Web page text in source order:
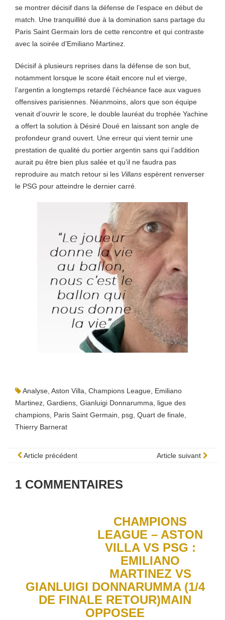
se montrer décisif dans la défense de l’espace en début de
match. Une tranquillité due à la domination sans partage du
Paris Saint Germain lors de cette rencontre et qui contraste
avec la soirée d’Emiliano Martinez.
Décisif à plusieurs reprises dans la défense de son but,
notamment lorsque le score était encore nul et vierge,
l’argentin a longtemps retardé l’échéance face aux vagues
offensives parisiennes. Néanmoins, alors que son équipe
venait d’ouvrir le score, le double lauréat du trophée Yachine
a offert la solution à Désiré Doué en laissant son angle de
profondeur grand ouvert. Une erreur qui vient ternir une
prestation de qualité du portier argentin sans qui l’addition
aurait pu être bien plus salée et qu’il ne faudra pas
reproduire au match retour si les Villans espèrent renverser
le PSG pour atteindre le dernier carré.
Analyse Aston Villa Champions League Emiliano
Martinez Gardiens Gianluigi Donnarumma
ligue des
champions Paris Saint Germain psg Quart de finale
Thierry Barnerat
Article précédent Article suivant
1 COMMENTAIRES
CHAMPIONS
LEAGUE – ASTON
VILLA VS PSG :
EMILIANO
MARTINEZ VS
GIANLUIGI DONNARUMMA (1/4
DE FINALE RETOUR)MAIN
OPPOSEE